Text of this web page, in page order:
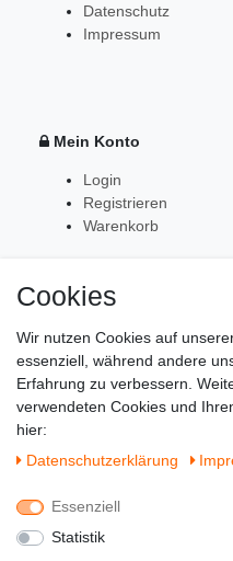
Datenschutz
Impressum
Mein Konto
Login
Registrieren
Warenkorb
Zahlung & Versand
Cookies
Wir nutzen Cookies auf
essenziell, während andere
Erfahrung zu verbessern.
verwendeten Cookies und
hier:
Daten­schutz­erklärung
Essenziell
Statistik